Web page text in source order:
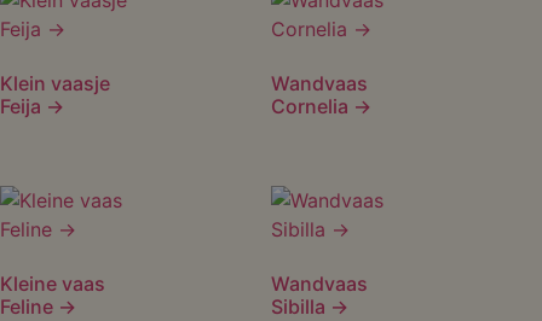
Klein vaasje
Feija →
Wandvaas
Cornelia →
Kleine vaas
Feline →
Wandvaas
Sibilla →